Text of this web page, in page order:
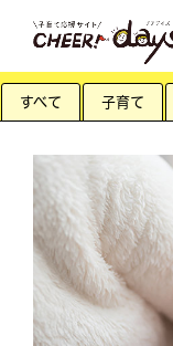
すべて 子育て